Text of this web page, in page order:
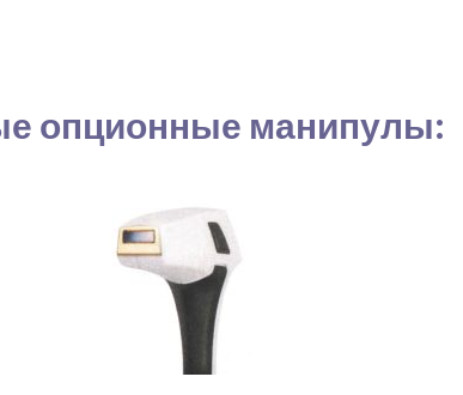
опционные манипулы: